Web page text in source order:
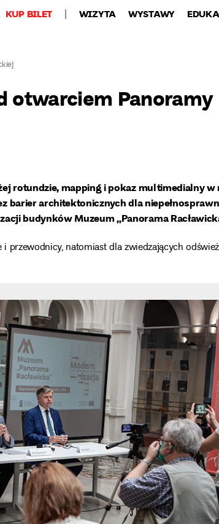
KUP BILET WIZYTA WYSTAWY
otwarciem Panoramy
rotundzie, mapping i pokaz multimedialny w
barier architektonicznych dla
budynków Muzeum „Panorama
przewodnicy, natomiast dla zwiedzających